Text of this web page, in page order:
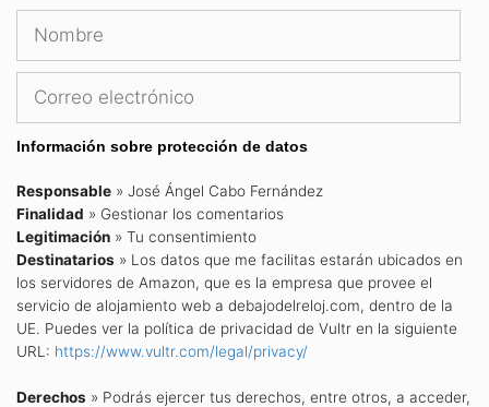
Nombre
Información sobre protección de datos
Responsable » José Ángel Cabo Fernández
Finalidad » Gestionar los comentarios
Legitimación » Tu consentimiento
Destinatarios » Los datos que me facilitas estarán ubicados en
los servidores de Amazon, que es la empresa que provee el
servicio de alojamiento web a debajodelreloj.com, dentro de la
UE. Puedes ver la política de privacidad de Vultr en la siguiente
URL: https://www.vultr.com/legal/privacy/
Derechos » Podrás ejercer tus derechos, entre otros, a acceder,